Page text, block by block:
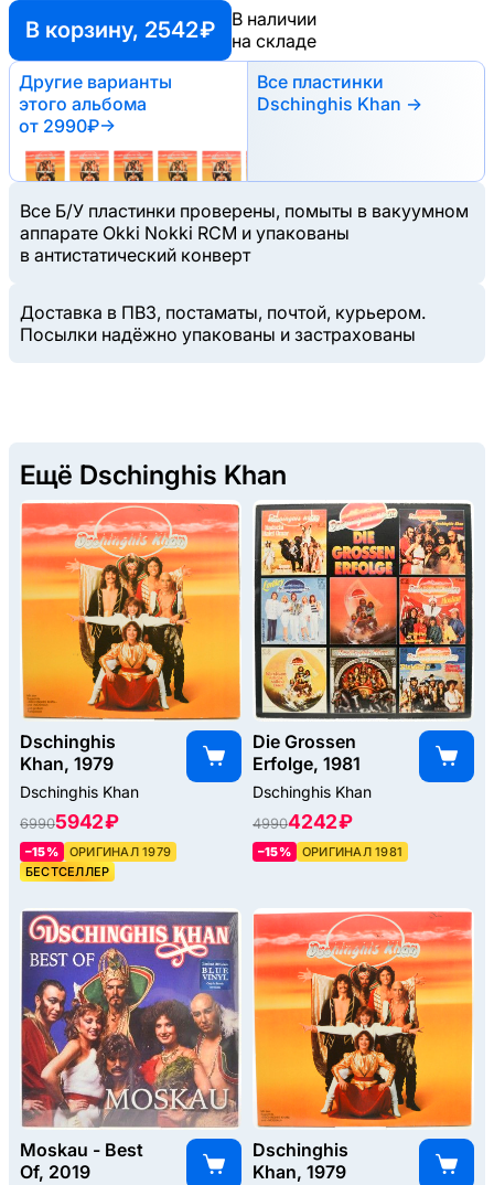
В корзину, 2542 ₽
В наличии
на складе
Другие варианты
этого альбома
от 2990₽→
Все пластинки
Dschinghis Khan →
Все Б/У пластинки проверены, помыты в вакуумном
аппарате Okki Nokki RCM и упакованы
в антистатический конверт
Доставка в ПВЗ, постаматы, почтой, курьером.
Посылки надёжно упакованы и застрахованы
Ещё Dschinghis Khan
Dschinghis
Khan, 1979
Dschinghis Khan
69905942 ₽
–15%
ОРИГИНАЛ 1979
БЕСТСЕЛЛЕР
Die Grossen
Erfolge, 1981
Dschinghis Khan
49904242 ₽
–15% ОРИГИНАЛ 1981
Moskau - Best
Of, 2019
Dschinghis
Khan, 1979